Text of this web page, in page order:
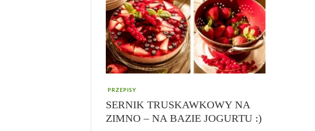
PRZEPISY
SERNIK TRUSKAWKOWY NA
ZIMNO – NA BAZIE JOGURTU :)